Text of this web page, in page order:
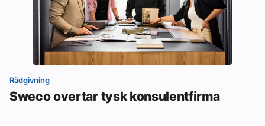
Rådgivning
Sweco overtar tysk konsulentfirma